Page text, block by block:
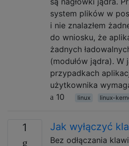
system plików w
i nie znalazłem
do wniosku, że
żadnych
(modułów jądra). W
przypadkach
użytkownika
10
linux linux-
1 Jak wyłączyć
Bez odłączania